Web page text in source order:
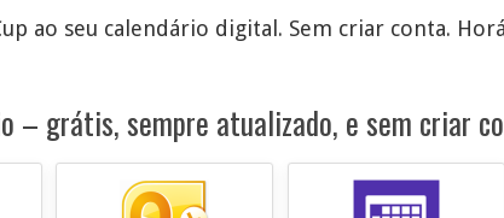
ao seu calendário digital. Sem criar conta.
– grátis, sempre atualizado, e sem criar